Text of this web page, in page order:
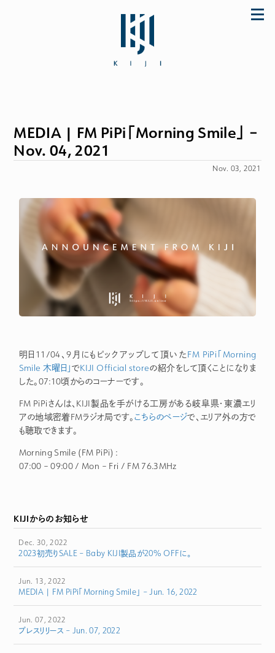
「初めてなのに上手に使えた♪」とママに大好
評のザ・ファーストスプーンほか ご購入は公式
ストア store.KIJI.online へどうぞ。
MEDIA | FM PiPi「Morning Smile」 –
Nov. 04, 2021
Nov. 03, 2021
明日11/04、9月にもピックアップして頂いたFM PiPi「Morning
Smile 木曜日」でKIJI Official storeの紹介をして頂くことになりま
した。07:10頃からのコーナーです。
FM PiPiさんは、KIJI製品を手がける工房がある岐阜県・東濃エリ
アの地域密着FMラジオ局です。こちらのページで、エリア外の方で
も聴取できます。
Morning Smile (FM PiPi) :
07:00 – 09:00 / Mon – Fri / FM 76.3MHz
KIJIからのお知らせ
Dec. 30, 2022
2023初売りSALE – Baby KIJI製品が20% OFFに。
Jun. 13, 2022
MEDIA | FM PiPi「Morning Smile」 – Jun. 16, 2022
Jun. 07, 2022
プレスリリース – Jun. 07, 2022